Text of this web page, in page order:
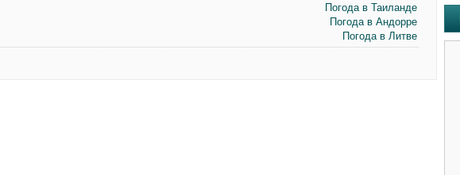
Погода в Таиланде
Погода в Андорре
Погода в Литве